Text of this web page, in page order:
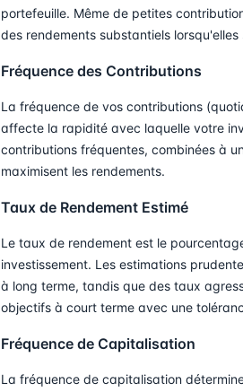
portefeuille. Même de petites
des rendements substantiels
Fréquence des Contributions
La fréquence de vos contributions
affecte la rapidité avec laquelle votre
contributions fréquentes, combinées à
maximisent les rendements.
Taux de Rendement Estimé
Le taux de rendement est le
investissement. Les estimations
à long terme, tandis que des taux
objectifs à court terme avec une
Fréquence de Capitalisation
La fréquence de capitalisation